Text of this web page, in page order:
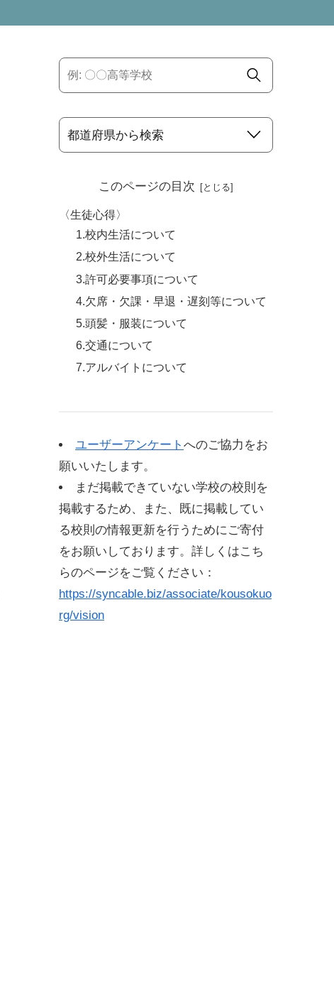
このページの目次
〈生徒心得〉
1.校内生活について
2.校外生活について
3.許可必要事項について
4.欠席・欠課・早退・遅刻等について
5.頭髪・服装について
6.交通について
7.アルバイトについて
ユーザーアンケート へのご協力をお
願いいたします。
まだ掲載できていない学校の校則を
掲載するため、また、既に掲載してい
る校則の情報更新を行うためにご寄付
をお願いしております。詳しくはこち
らのページをご覧ください：
https://syncable.biz/associate/kousokuo
rg/vision